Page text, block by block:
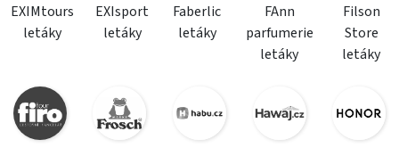
EXIMtours
letáky
EXIsport
letáky
Faberlic
letáky
FAnn
parfumerie
letáky
Filson
Store
letáky